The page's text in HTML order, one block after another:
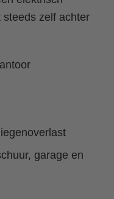
steeds zelf achter
garage en